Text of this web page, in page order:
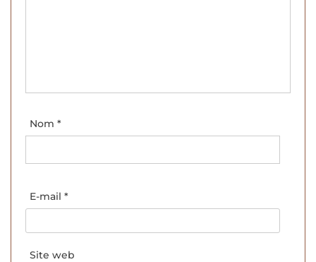
Nom *
E-mail *
Site web